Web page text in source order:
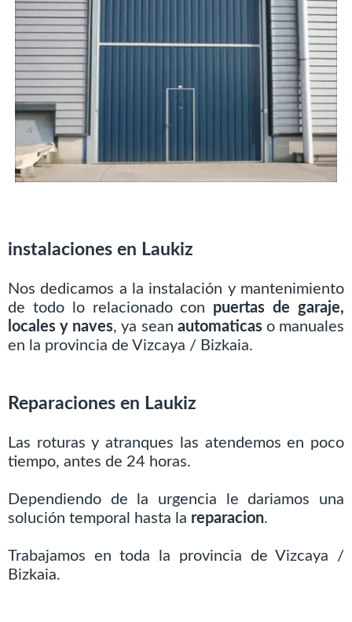
instalaciones en Laukiz
Nos dedicamos a la instalación y mantenimiento
de todo lo relacionado con puertas de garaje,
locales y naves, ya sean automaticaso manuales
en la provincia de Vizcaya / Bizkaia.
Reparaciones en Laukiz
Las roturas y atranques las atendemos en poco
tiempo, antes de 24 horas.
Dependiendo de la urgencia le dariamos una
solución temporal hasta la reparacion.
Trabajamos en toda la provincia de Vizcaya /
Bizkaia.